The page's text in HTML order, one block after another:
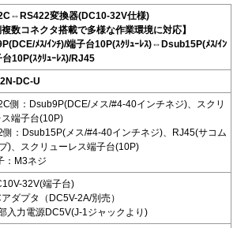
変換器(DC10-32V仕様)
複数コネクタ搭載で多様な作業環境に対応】
ﾒｽ/ｲﾝﾁ)/端子台10P(ｽｸﾘｭｰﾚｽ)⇔Dsub15P(ﾒｽ/ｲﾝ
台10P(ｽｸﾘｭｰﾚｽ)/RJ45
DC-U
側：Dsub9P(DCE/メス/#4-40インチネジ)、スクリ
ス端子台(10P)
側：Dsub15P(メス/#4-40インチネジ)、RJ45(サコム
)、スクリューレス端子台(10P)
：M3ネジ
32V(端子台)
ダプタ（DC5V-2A/別売）
入力電源DC5V(J-1ジャックより)